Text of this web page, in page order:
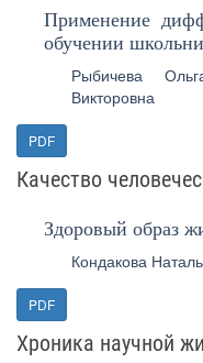
Применение
обучении
Рыбичева
Викторовна
PDF
Качество
Здоровый образ
Кондакова
PDF
Хроника научной